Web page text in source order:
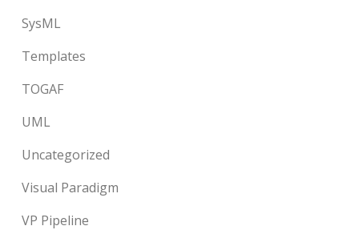
SysML
Templates
TOGAF
UML
Uncategorized
Visual Paradigm
VP Pipeline